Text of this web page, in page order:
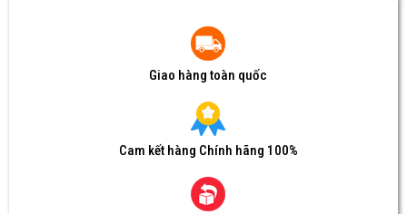
Giao hàng toàn quốc
Cam kết hàng Chính hãng 100%